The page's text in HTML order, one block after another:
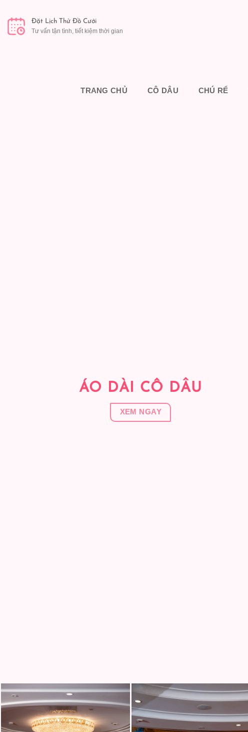
Đặt Lịch Thử Đồ Cưới
Tư vấn tận tình, tiết kiệm thời gian
TRANG CHỦ CÔ DÂU CHÚ RỂ
ÁO DÀI CÔ DÂU
XEM NGAY